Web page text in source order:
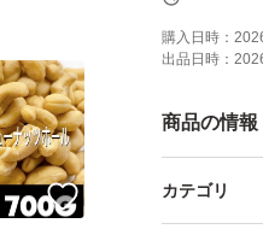
《賞味期限
ご注文よ
(画像の賞
《コメント
購入日時：
出品日時：
商品の情報
カテゴリ
いいね！